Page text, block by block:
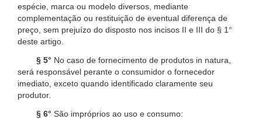
espécie, marca ou modelo diversos, mediante
complementação ou restituição de eventual diferença de
preço, sem prejuízo do disposto nos incisos II e III do § 1°
deste artigo.
§ 5° No caso de fornecimento de produtos in natura,
será responsável perante o consumidor o fornecedor
imediato, exceto quando identificado claramente seu
produtor.
§ 6° São impróprios ao uso e consumo: